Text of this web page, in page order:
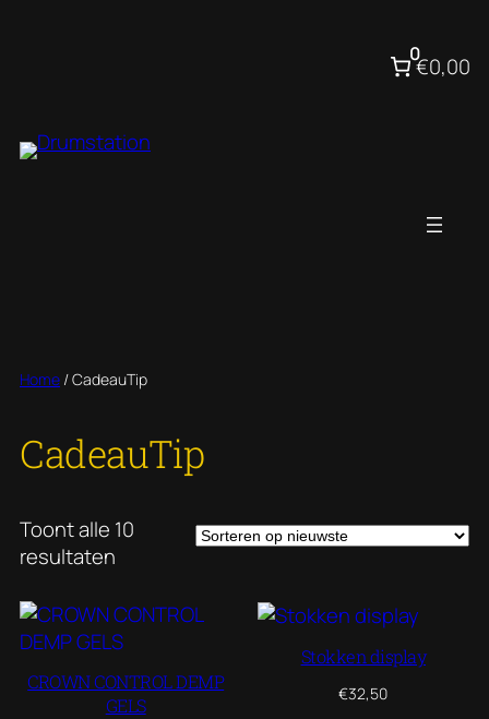
0€0,00
Home / CadeauTip
CadeauTip
Toont alle 10
resultaten Gesorteerd
nieuwste
CROWN CONTROL DEMP
GELS
Stokken display
€32,50